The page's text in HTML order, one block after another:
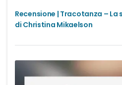
Recensione | Tracotanza – La
di Christina Mikaelson